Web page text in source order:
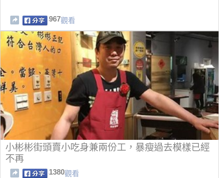
967觀看
小彬彬街頭賣小吃身兼兩份工，暴瘦過去模樣已經
不再
1380觀看